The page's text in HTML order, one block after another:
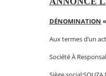
DÉNOMINATION
Aux termes d’un
Société À